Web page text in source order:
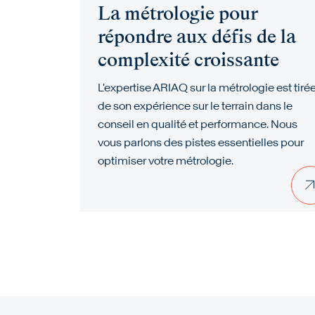
La métrologie pour
répondre aux défis de la
complexité croissante
L'expertise ARIAQ sur la métrologie est
de son expérience sur le terrain dans le
conseil en qualité et performance. Nous
vous parlons des pistes essentielles pour
optimiser votre métrologie.